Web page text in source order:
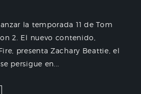
la temporada 11 de Tom
2. El nuevo contenido,
presenta Zachary Beattie, el
persigue en...